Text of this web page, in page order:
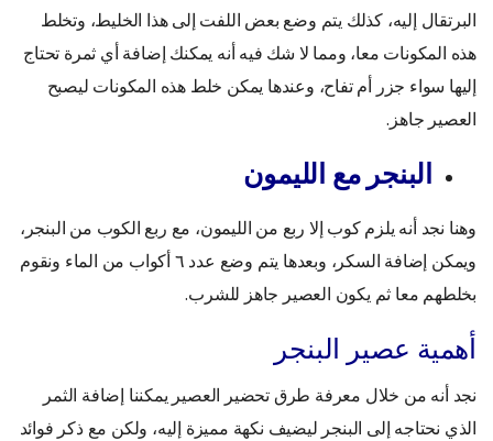
البرتقال إليه، كذلك يتم وضع بعض اللفت إلى هذا الخليط، وتخلط
هذه المكونات معا، ومما لا شك فيه أنه يمكنك إضافة أي ثمرة تحتاج
إليها سواء جزر أم تفاح، وعندها يمكن خلط هذه المكونات ليصبح
العصير جاهز.
البنجر مع الليمون
وهنا نجد أنه يلزم كوب إلا ربع من الليمون، مع ربع الكوب من البنجر،
ويمكن إضافة السكر، وبعدها يتم وضع عدد ٦ أكواب من الماء ونقوم
بخلطهم معا ثم يكون العصير جاهز للشرب.
أهمية عصير البنجر
نجد أنه من خلال معرفة طرق تحضير العصير يمكننا إضافة الثمر
الذي نحتاجه إلى البنجر ليضيف نكهة مميزة إليه، ولكن مع ذكر فوائد